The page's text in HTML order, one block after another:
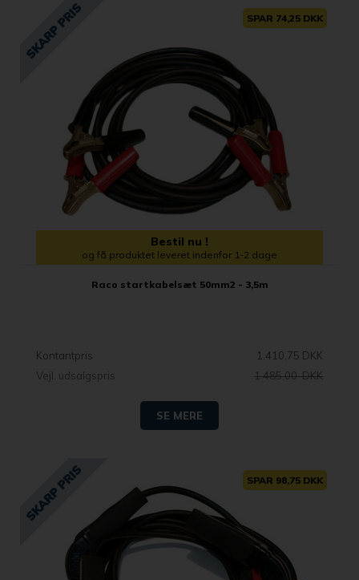
SPAR 74,25 DKK
Bestil nu !
og få produktet leveret indenfor 1-2 dage
Raco startkabelsæt 50mm2 - 3,5m
Kontantpris
1.410,75 DKK
Vejl. udsalgspris
1.485,00 DKK
SE MERE
SPAR 98,75 DKK